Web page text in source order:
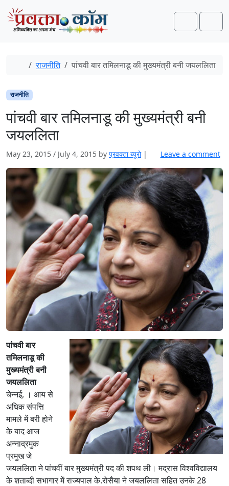
Skip to content
Skip to footer
Search
Home
राजनीति पांचवी बार तमिलनाडू की मुख्यमंत्री बनी जयललिता
राजनीति
पांचवी बार तमिलनाडू की मुख्यमंत्री बनी
जयललिता
May 23, 2015 / July 4, 2015 by प्रवक्ता ब्यूरो | Leave a comment
पांचवी बार
तमिलनाडू की
मुख्यमंत्री बनी
जयललिता
चेन्नई, । आय से
अधिक संपत्ति
मामले में बरी होने
के बाद आज
अन्नाद्रमुक
प्रमुख जे
जयललिता ने पांचवीं बार मुख्यमंत्री पद की शपथ ली। मद्रास विश्वविद्यालय
के शताब्दी सभागार में राज्यपाल के.रोसैया ने जयललिता सहित उनके 28